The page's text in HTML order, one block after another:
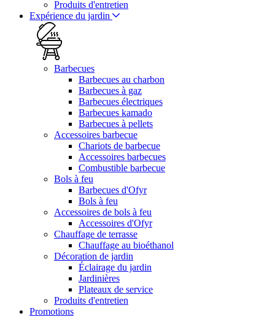
Produits d'entretien
Expérience du jardin
Barbecues
Barbecues au charbon
Barbecues à gaz
Barbecues électriques
Barbecues kamado
Barbecues à pellets
Accessoires barbecue
Chariots de barbecue
Accessoires barbecues
Combustible barbecue
Bols à feu
Barbecues d'Ofyr
Bols à feu
Accessoires de bols à feu
Accessoires d'Ofyr
Chauffage de terrasse
Chauffage au bioéthanol
Décoration de jardin
Éclairage du jardin
Jardinières
Plateaux de service
Produits d'entretien
Promotions